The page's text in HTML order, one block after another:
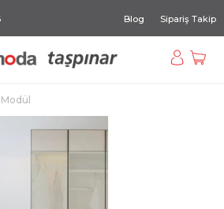
Blog Sipariş Takip